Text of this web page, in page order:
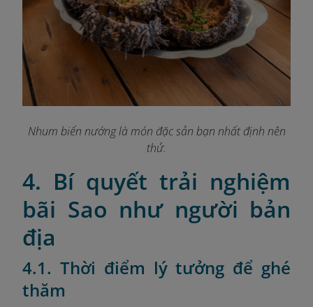
Nhum biển nướng là món đặc sản bạn nhất định nên
thử.
4. Bí quyết trải nghiệm
bãi Sao như người bản
địa
4.1. Thời điểm lý tưởng để ghé
thăm